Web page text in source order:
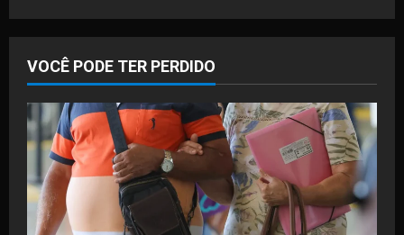
VOCÊ PODE TER PERDIDO